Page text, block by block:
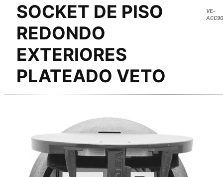
SOCKET DE PISO
REDONDO
EXTERIORES
PLATEADO VETO
VE-